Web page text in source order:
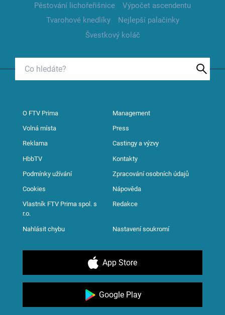
Pěstování lichořeřišnice
Výpočet ascendentu
Tvarohové knedlíky
Nejlepší palačinky
Švestkový koláč
O FTV Prima Management
Volná místa Press
Reklama Castingy a výzvy
HbbTV Kontakty
Podmínky užívání Zpracování osobních údajů
Cookies Nápověda
Vlastník FTV Prima spol. s
r.o.
Redakce
Nahlásit chybu Nastavení soukromí
App Store
Google Play